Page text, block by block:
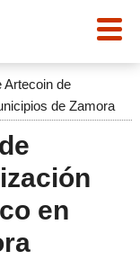
Artecoin de
de Zamora
en